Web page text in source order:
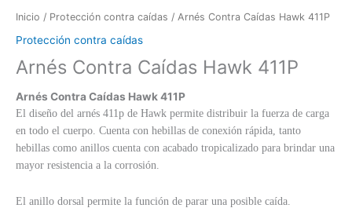
Inicio / Protección contra caídas / Arnés Contra Caídas Hawk 411P
Protección contra caídas
Arnés Contra Caídas Hawk 411P
Arnés Contra Caídas Hawk 411P
El diseño del arnés 411p de Hawk permite distribuir la fuerza de carga
en todo el cuerpo. Cuenta con hebillas de conexión rápida, tanto
hebillas como anillos cuenta con acabado tropicalizado para brindar una
mayor resistencia a la corrosión.
El anillo dorsal permite la función de parar una posible caída.